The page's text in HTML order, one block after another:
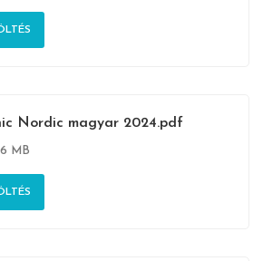
Nordic magyar 2024.pdf
MB